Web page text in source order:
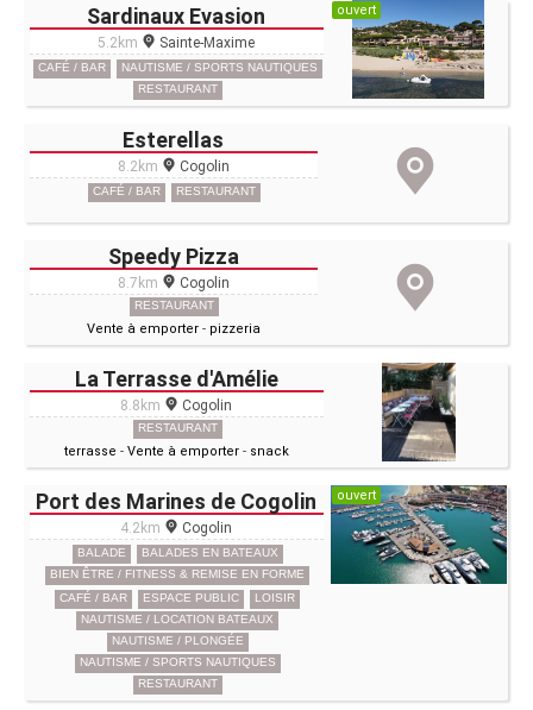
Sardinaux Evasion
5.2km Sainte-Maxime
CAFÉ / BAR
NAUTISME / SPORTS NAUTIQUES
RESTAURANT
ouvert
Esterellas
8.2km Cogolin
CAFÉ / BAR RESTAURANT
Speedy Pizza
8.7km Cogolin
RESTAURANT
Vente à emporter - pizzeria
La Terrasse d'Amélie
8.8km Cogolin
RESTAURANT
terrasse - Vente à emporter - snack
Port des Marines de Cogolin
4.2km Cogolin
BALADE
BALADES EN BATEAUX
BIEN ÊTRE / FITNESS & REMISE EN FORME
CAFÉ / BAR
ESPACE PUBLIC
LOISIR
NAUTISME / LOCATION BATEAUX
NAUTISME / PLONGÉE
NAUTISME / SPORTS NAUTIQUES
RESTAURANT
ouvert